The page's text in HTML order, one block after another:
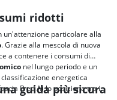
ridotti
un'attenzione particolare alla
. Grazie alla mescola di nuova
a contenere i consumi di
nel lungo periodo e un
classificazione energetica
B ed A) lo posiziona tra i
guida più sicura